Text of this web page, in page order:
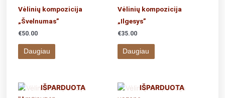
Vėlinių kompozicija
„Švelnumas”
€50.00
Daugiau
Vėlinių kompozicija
„Ilgesys”
€35.00
Daugiau
IŠPARDUOTA IŠPARDUOTA